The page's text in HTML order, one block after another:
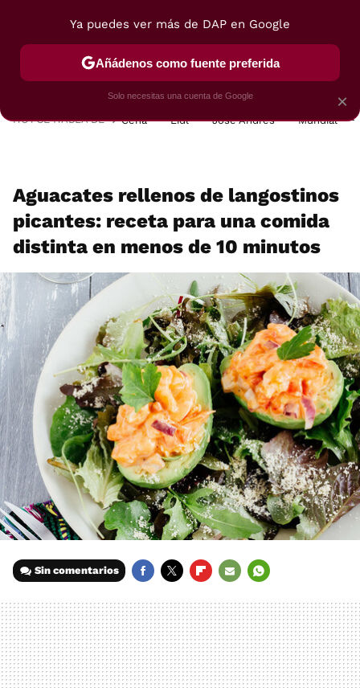
POSTRES VIAJES SELECCIÓN VEGUI
HOY SE HABLA DE Cena Lidl José Andrés Mundial
Aguacates rellenos de langostinos
picantes: receta para una comida
distinta en menos de 10 minutos
Sin comentarios
MAIL
×
Ya puedes ver más de DAP en Google
Añádenos como fuente preferida
Solo necesitas una cuenta de Google